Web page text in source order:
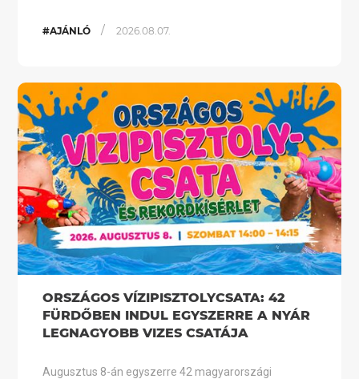
#AJÁNLÓ / 2026.08.07.
ORSZÁGOS VÍZIPISZTOLYCSATA: 42
FÜRDŐBEN INDUL EGYSZERRE A NYÁR
LEGNAGYOBB VIZES CSATÁJA
Augusztus 8-án egyszerre 42 magyarországi